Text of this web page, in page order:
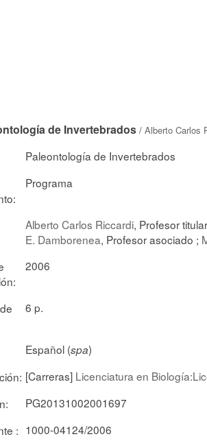
de Invertebrados / Alberto Carlos
Paleontología de Invertebrados
Programa
Alberto Carlos Riccardi, Profesor
E. Damborenea, Profesor asociado ;
2006
6 p.
Español (spa)
[Carreras] Licenciatura en
PG20131002001697
: 1000-04124/2006